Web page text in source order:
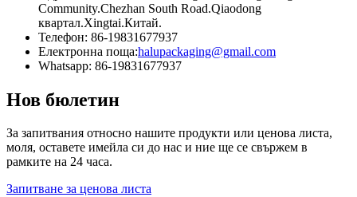
Community.Chezhan South Road.Qiaodong
квартал.Xingtai.Китай.
Телефон: 86-19831677937
Електронна поща:halupackaging@gmail.com
Whatsapp: 86-19831677937
Нов бюлетин
За запитвания относно нашите продукти или ценова листа,
моля, оставете имейла си до нас и ние ще се свържем в
рамките на 24 часа.
Запитване за ценова листа